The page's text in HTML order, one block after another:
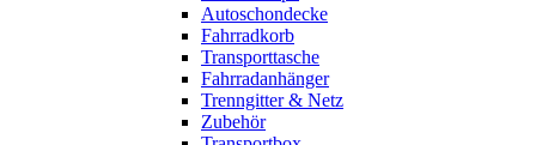
Autoschondecke
Fahrradkorb
Transporttasche
Fahrradanhänger
Trenngitter & Netz
Zubehör